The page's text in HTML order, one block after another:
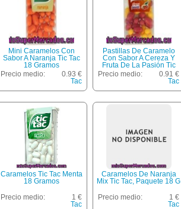
Mini Caramelos Con
Sabor A Naranja Tic Tac
18 Gramos
Precio medio:
0.93 €
Tac
Pastillas De Caramelo
Con Sabor A Cereza Y
Fruta De La Pasión Tic
Tac 18 Gramos
Precio medio:
0.91 €
Tac
Caramelos Tic Tac Menta
18 Gramos
Precio medio:
1 €
Tac
Caramelos De Naranja
Mix Tic Tac, Paquete 18 G
Precio medio:
1 €
Tac